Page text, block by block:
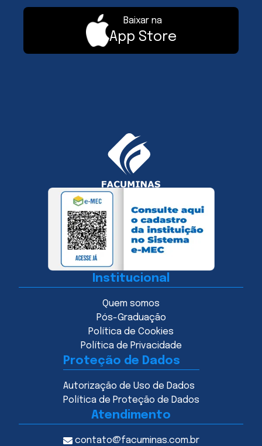
Baixar na
App Store
Institucional
Quem somos
Pós-Graduação
Política de Cookies
Política de Privacidade
Proteção de Dados
Autorização de Uso de Dados
Política de Proteção de Dados
Atendimento
contato@facuminas.com.br